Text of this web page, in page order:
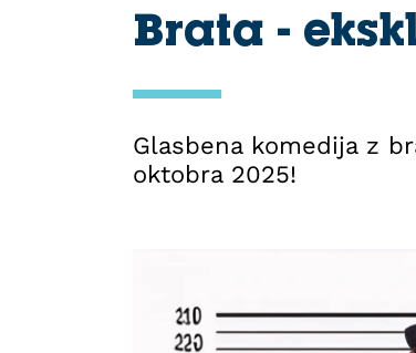
Brata -
Glasbena komedija z
oktobra 2025!